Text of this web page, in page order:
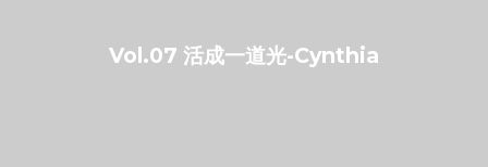
Vol.07 活成一道光-Cynthia